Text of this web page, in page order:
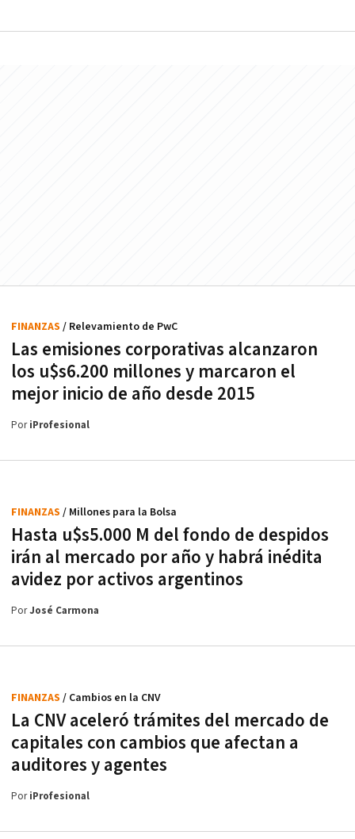
Las emisiones corporativas alcanzaron
los u$s6.200 millones y marcaron el
mejor inicio de año desde 2015
FINANZAS / Relevamiento de PwC
PoriProfesional
Hasta u$s5.000 M del fondo de despidos
irán al mercado por año y habrá inédita
avidez por activos argentinos
FINANZAS / Millones para la Bolsa
PorJosé Carmona
La CNV aceleró trámites del mercado de
capitales con cambios que afectan a
auditores y agentes
FINANZAS / Cambios en la CNV
PoriProfesional